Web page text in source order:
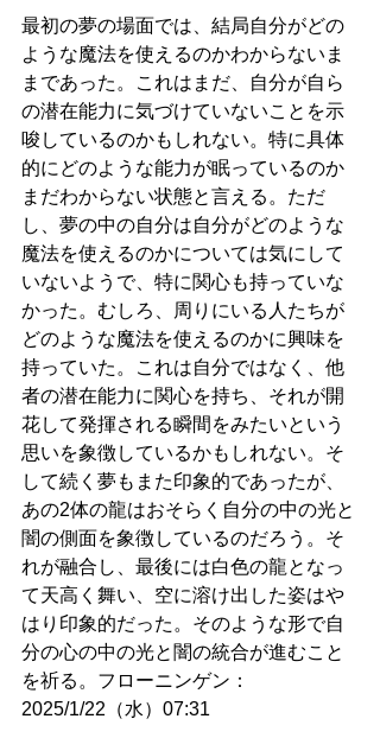
最初の夢の場面では、結局自分がどの
ような魔法を使えるのかわからないま
まであった。これはまだ、自分が自ら
の潜在能力に気づけていないことを示
唆しているのかもしれない。特に具体
的にどのような能力が眠っているのか
まだわからない状態と言える。ただ
し、夢の中の自分は自分がどのような
魔法を使えるのかについては気にして
いないようで、特に関心も持っていな
かった。むしろ、周りにいる人たちが
どのような魔法を使えるのかに興味を
持っていた。これは自分ではなく、他
者の潜在能力に関心を持ち、それが開
花して発揮される瞬間をみたいという
思いを象徴しているかもしれない。そ
して続く夢もまた印象的であったが、
あの2体の龍はおそらく自分の中の光と
闇の側面を象徴しているのだろう。そ
れが融合し、最後には白色の龍となっ
て天高く舞い、空に溶け出した姿はや
はり印象的だった。そのような形で自
分の心の中の光と闇の統合が進むこと
を祈る。フローニンゲン：
2025/1/22（水）07:31